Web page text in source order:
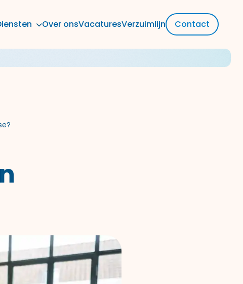
Over onsVacaturesVerzuimlijn Contact